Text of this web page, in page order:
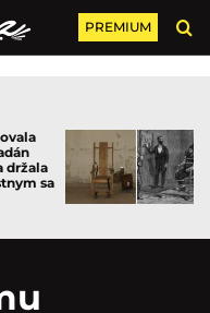
PREMIUM
držala
sa